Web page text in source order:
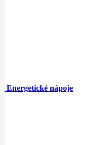
Energetické nápoje